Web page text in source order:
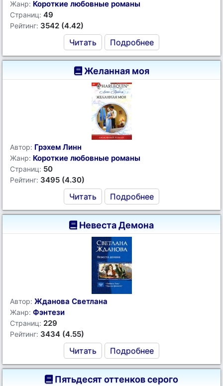
Жанр: Короткие любовные романы
Страниц: 49
Рейтинг: 3542 (4.42)
Читать Подробнее
Желанная моя
Автор: Грэхем Линн
Жанр: Короткие любовные романы
Страниц: 50
Рейтинг: 3495 (4.30)
Читать Подробнее
Невеста Демона
Автор: Жданова Светлана
Жанр: Фэнтези
Страниц: 229
Рейтинг: 3434 (4.55)
Читать Подробнее
Пятьдесят оттенков серого